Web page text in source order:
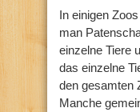
In einigen
man
einzelne Tiere
das einzelne
den gesamten
Manche